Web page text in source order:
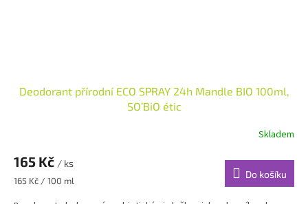
Deodorant přírodní ECO SPRAY 24h Mandle BIO 100ml,
SO’BiO étic
Skladem
165 Kč / ks
Měrná
165 Kč / 100 ml
Do košíku